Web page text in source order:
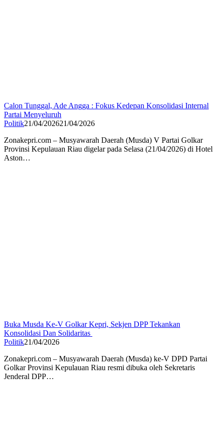
Calon Tunggal, Ade Angga : Fokus Kedepan Konsolidasi Internal
Partai Menyeluruh
Politik21/04/202621/04/2026
Zonakepri.com – Musyawarah Daerah (Musda) V Partai Golkar
Provinsi Kepulauan Riau digelar pada Selasa (21/04/2026) di Hotel
Aston…
Buka Musda Ke-V Golkar Kepri, Sekjen DPP Tekankan
Konsolidasi Dan Solidaritas
Politik21/04/2026
Zonakepri.com – Musyawarah Daerah (Musda) ke-V DPD Partai
Golkar Provinsi Kepulauan Riau resmi dibuka oleh Sekretaris
Jenderal DPP…